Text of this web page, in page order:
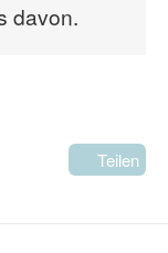
davon.
Teilen